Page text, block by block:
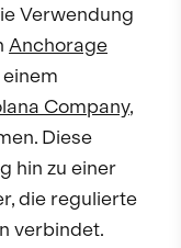
Verwendung
Anchorage
Company,
Diese
hin zu einer
die regulierte
verbindet.